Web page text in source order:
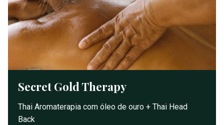
Secret Gold Therapy
Thai Aromaterapia com óleo de ouro + Thai Head
Back